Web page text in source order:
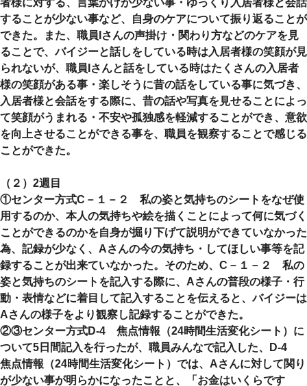
者様に対する、言葉かけが少ない事・ゆっくり入居者様と会話
することが少ない事など、自身のケアについて振り返ることが
できた。また、職員Iさんの声掛け・関わり方などのケアを見
ることで、バイジーと話しをしている時は入居者様の笑顔が見
られないが、職員Iさんと話をしている時はたくさんの入居者
様の笑顔がある事・楽しそうに昔の話をしている事に気づき、
入居者様と会話をする際に、昔の話や写真を見せることによっ
て笑顔がうまれる・不安や孤独感を軽減することができ、意欲
を向上させることができる事を、職員を観察することで感じる
ことができた。
（２）2週目
①センター方式C－１－２ 私の姿と気持ちのシートをなぜ使
用するのか、本人の気持ちや絵を描くことによって何に気づく
ことができるのかを自身が掘り下げて説明ができていなかった
為、記録が少なく、Aさんの今の気持ち・してほしい事等を記
録することが出来ていなかった。そのため、C－１－２ 私の
姿と気持ちのシートを記入する際に、Aさんの普段の様子・行
動・表情などに着目して記入することを伝えると、バイジーは
Aさんの様子をより観察し記録することができた。
②③センター方式D-4 焦点情報（24時間生活変化シート）に
ついて5日間記入を行ったが、職員みんなで記入した、D-4
焦点情報（24時間生活変化シート）では、Aさんに対して関り
が少ない事が明らかになったことと、「お金はいくらです